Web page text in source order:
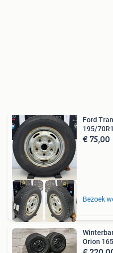
Ford
195/
€ 75,00
Bezoek
Orion